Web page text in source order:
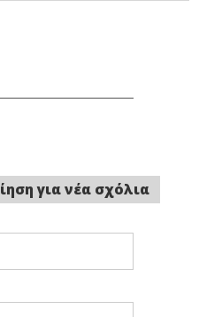
για νέα σχόλια